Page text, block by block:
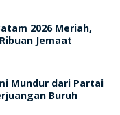
2026 Meriah,
Jemaat
Mundur dari Partai
Buruh